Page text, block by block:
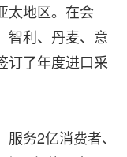
太地区。在会
智利、丹麦、意
订了年度进口采
务2亿消费者、